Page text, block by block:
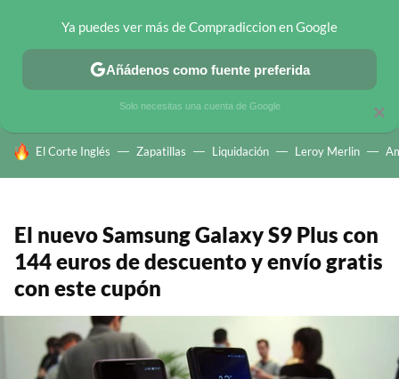
CHOLLOS TELEGRAM OFERTAS EN MÓVILES OFERTAS EN
HOY SE HABLA DE
El Corte Inglés Zapatillas Liquidación Leroy Merlin
El nuevo Samsung Galaxy S9 Plus con
144 euros de descuento y envío gratis
con este cupón
×
Ya puedes ver más de Compradiccion en Google
Añádenos como fuente preferida
Solo necesitas una cuenta de Google